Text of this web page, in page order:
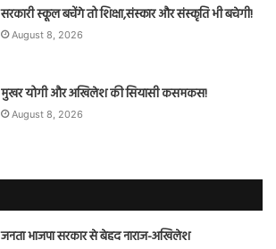
सरकारी स्कूल बचेंगे तो शिक्षा,संस्कार और संस्कृति भी बचेगी!
August 8, 2026
मुखर योगी और अखिलेश की सियासी कसमकस!
August 8, 2026
जनता भाजपा सरकार से बेहद नाराज-अखिलेश